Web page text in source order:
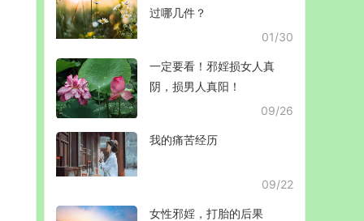
过哪几件？
01/30
一定要看！邪婬损女人真
阴，损男人真阳！
09/26
我的痛苦经历
09/22
女性邪婬，打胎的后果